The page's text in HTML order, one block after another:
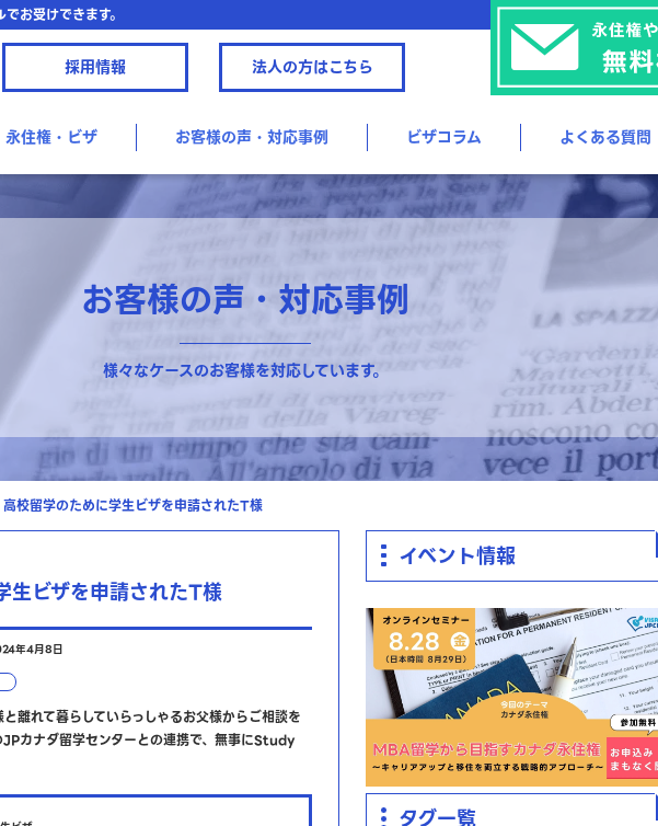
お受けできます。
採用情報 法人の方はこちら
永住権・ビザ お客様の声・対応事例 ビザコラム よくある質問
お客様の声・対応事例
様々なケースのお客様を対応しています。
高校留学のために学生ビザを申請されたT様
生ビザを申請されたT様
年4月8日
離れて暮らしていらっしゃるお父様からご相談を
カナダ留学センターとの連携で、無事にStudy
イベント情報
タグ一覧